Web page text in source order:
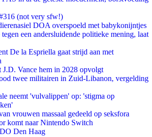
(not very sfw!)
DOA overspoeld met babykonijntjes
tegen een andersluidende politieke mening, laat
De la Espriella gaat strijd aan met
Vance hem in 2028 opvolgt
twee militairen in Zuid-Libanon, vergelding
neemt 'vulvalippen' op: 'stigma op
vrouwen massaal gedeeld op seksfora
komt naar Nintendo Switch
Den Haag